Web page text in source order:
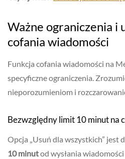
Ważne ograniczenia i
cofania wiadomości
Funkcja cofania wiadomości na
specyficzne ograniczenia.
nieporozumieniom i
Bezwzględny limit 10 minut na
Opcja „Usuń dla wszystkich” jest
10 minutod wysłania